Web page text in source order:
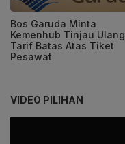
Bos Garuda Minta
Kemenhub Tinjau Ulang
Tarif Batas Atas Tiket
Pesawat
VIDEO PILIHAN